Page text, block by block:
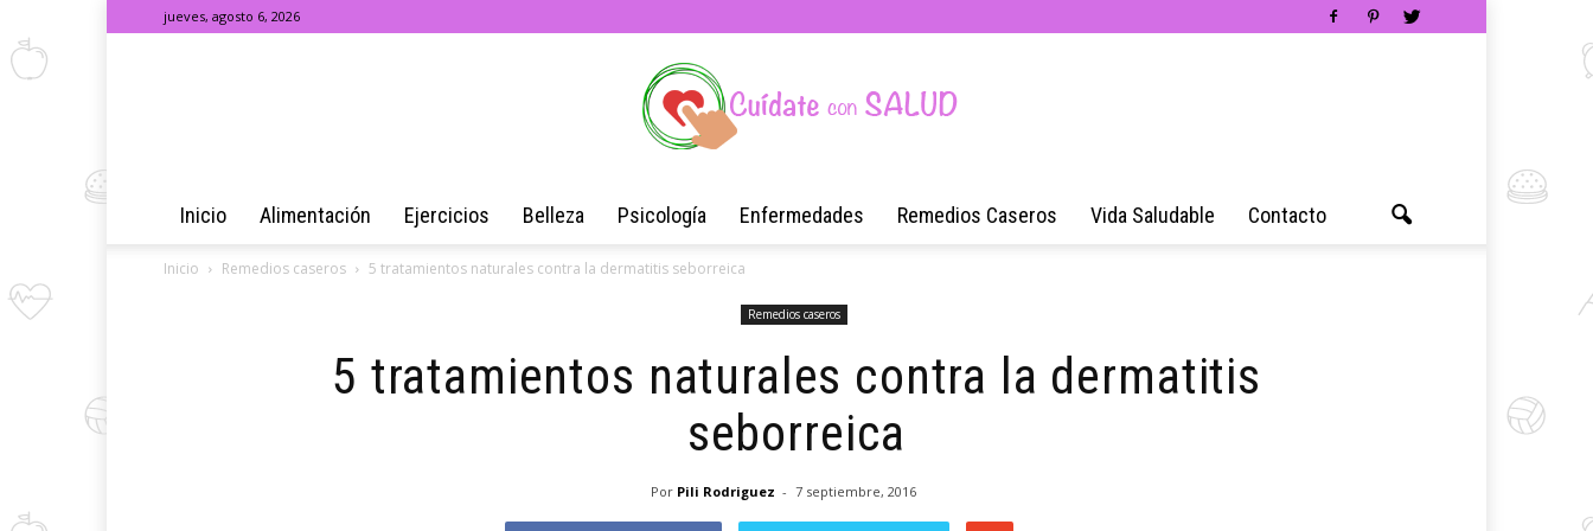
jueves, agosto 6, 2026
de
Inicio Alimentación Ejercicios Belleza Psicología Enfermedades Remedios Caseros Vida Saludable Contacto
Inicio Remedios caseros 5 tratamientos naturales contra la dermatitis seborreica
Remedios caseros
5 tratamientos naturales contra la dermatitis
seborreica
Por Pili Rodriguez - 7 septiembre, 2016